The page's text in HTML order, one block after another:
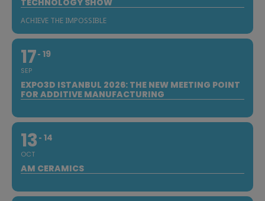
ACHIEVE THE IMPOSSIBLE
17
SEP
19
EXPO3D ISTANBUL 2026: THE NEW MEETING POINT
FOR ADDITIVE MANUFACTURING
13
OCT
14
AM CERAMICS